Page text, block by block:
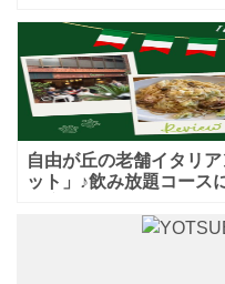
自由が丘の老舗イタリ
ット」♪飲み放題コース